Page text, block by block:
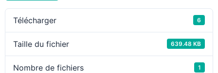
Télécharger 6
Taille du fichier 639.48 KB
Nombre de fichiers 1